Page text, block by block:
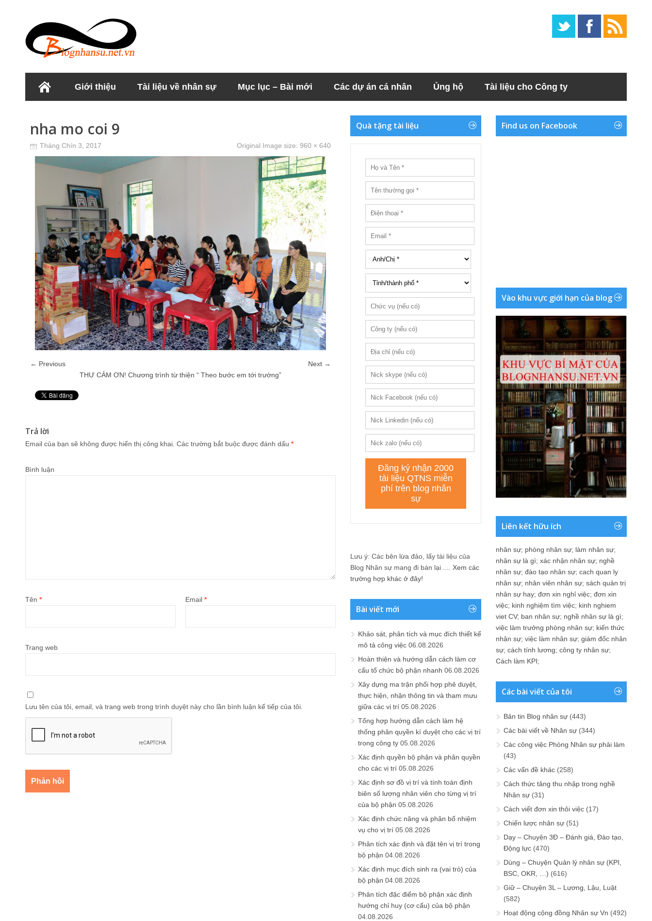
Giới thiệu Tài liệu về nhân sự Mục lục – Bài mới Các dự án cá nhân Ủng hộ Tài liệu cho Công ty
nha mo coi 9
Tháng Chín 3, 2017 Original Image size: 960 × 640
← Previous
Next →
THƯ CẢM ƠN! Chương trình từ thiện “ Theo bước em tới trường”
Trả lời
Email của bạn sẽ không được hiển thị công khai. Các trường bắt buộc được đánh dấu *
Bình luận
Tên * Email *
Trang web
Lưu tên của tôi, email, và trang web trong trình duyệt này cho lần bình luận kế tiếp của tôi.
Quà tặng tài liệu
Lưu ý: Các bên lừa đảo, lấy tài liệu của
Blog Nhân sự mang đi bán lại .... Xem các
trường hợp khác ở đây!
Bài viết mới
Khảo sát, phân tích và mục đích thiết kế
mô tả công việc 06.08.2026
Hoàn thiện và hướng dẫn cách làm cơ
cấu tổ chức bộ phận nhanh 06.08.2026
Xây dựng ma trận phối hợp phê duyệt,
thực hiện, nhận thông tin và tham mưu
giữa các vị trí 05.08.2026
Tổng hợp hướng dẫn cách làm hệ
thống phân quyền kí duyệt cho các vị trí
trong công ty 05.08.2026
Xác định quyền bộ phận và phân quyền
cho các vị trí 05.08.2026
Xác định sơ đồ vị trí và tính toán định
biên số lượng nhân viên cho từng vị trí
của bộ phận 05.08.2026
Xác định chức năng và phân bổ nhiệm
vụ cho vị trí 05.08.2026
Phân tích xác định và đặt tên vị trí trong
bộ phận 04.08.2026
Xác định mục đích sinh ra (vai trò) của
bộ phận 04.08.2026
Phân tích đặc điểm bộ phận xác định
hướng chỉ huy (cơ cấu) của bộ phận
04.08.2026
Find us on Facebook
Vào khu vực giới hạn của blog
Liên kết hữu ích
nhân sự; phòng nhân sự; làm nhân sự;
nhân sự là gì; xác nhận nhân sự; nghề
nhân sự; đào tạo nhân sự; cach quan ly
nhân sự; nhân viên nhân sự; sách quản trị
nhân sự hay; đơn xin nghỉ việc; đơn xin
việc; kinh nghiệm tìm việc; kinh nghiem
viet CV; ban nhân sự; nghề nhân sự là gì;
việc làm trưởng phòng nhân sự; kiến thức
nhân sự; việc làm nhân sự; giám đốc nhân
sự; cách tính lương; công ty nhân sự;
Cách làm KPI;
Các bài viết của tôi
Bản tin Blog nhân sự (443)
Các bài viết về Nhân sự (344)
Các công việc Phòng Nhân sự phải làm
(43)
Các vấn đề khác (258)
Cách thức tăng thu nhập trong nghề
Nhân sự (31)
Cách viết đơn xin thôi việc (17)
Chiến lược nhân sự (51)
Dạy – Chuyện 3Đ – Đánh giá, Đào tạo,
Động lực (470)
Dùng – Chuyện Quản lý nhân sự (KPI,
BSC, OKR, …) (616)
Giữ – Chuyện 3L – Lương, Lậu, Luật
(582)
Hoạt động cộng đồng Nhân sự Vn (492)